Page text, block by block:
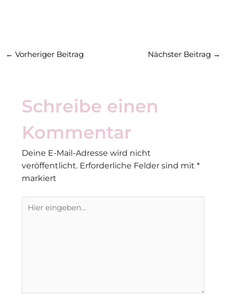
← Vorheriger Beitrag Nächster Beitrag →
Schreibe einen
Kommentar
Deine E-Mail-Adresse wird nicht
veröffentlicht. Erforderliche Felder sind mit *
markiert
Hier